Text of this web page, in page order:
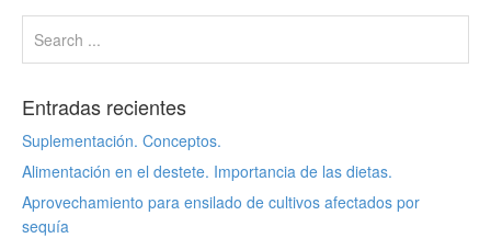
Entradas recientes
Suplementación. Conceptos.
Alimentación en el destete. Importancia de las dietas.
Aprovechamiento para ensilado de cultivos afectados por
sequía